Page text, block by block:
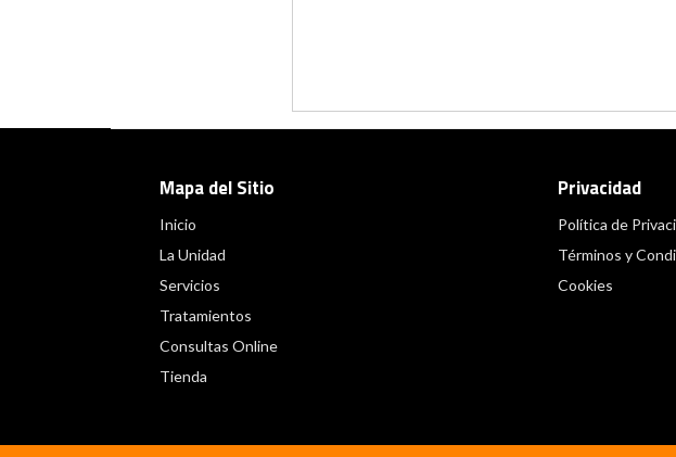
Mapa del Sitio
Inicio
La Unidad
Servicios
Tratamientos
Consultas Online
Tienda
Privacidad
Política de
Términos y
Cookies